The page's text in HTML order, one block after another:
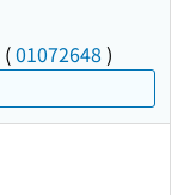
(01072648 )